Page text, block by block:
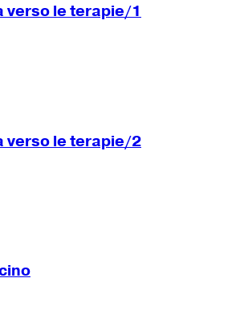
verso le terapie/1
verso le terapie/2